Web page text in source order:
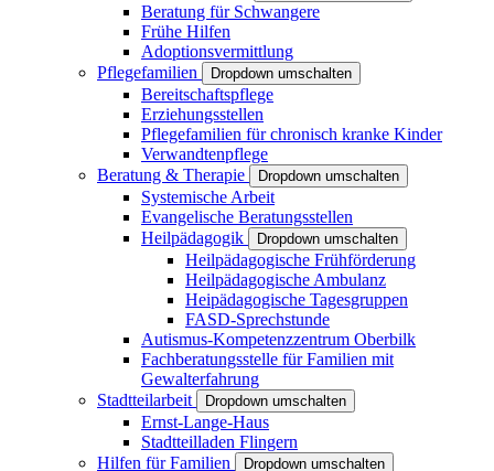
Beratung für Schwangere
Frühe Hilfen
Adoptionsvermittlung
Pflegefamilien
Dropdown umschalten
Bereitschaftspflege
Erziehungsstellen
Pflegefamilien für chronisch kranke Kinder
Verwandtenpflege
Beratung & Therapie
Dropdown umschalten
Systemische Arbeit
Evangelische Beratungsstellen
Heilpädagogik
Dropdown umschalten
Heilpädagogische Frühförderung
Heilpädagogische Ambulanz
Heipädagogische Tagesgruppen
FASD-Sprechstunde
Autismus-Kompetenzzentrum Oberbilk
Fachberatungsstelle für Familien mit
Gewalterfahrung
Stadtteilarbeit
Dropdown umschalten
Ernst-Lange-Haus
Stadtteilladen Flingern
Hilfen für Familien
Dropdown umschalten